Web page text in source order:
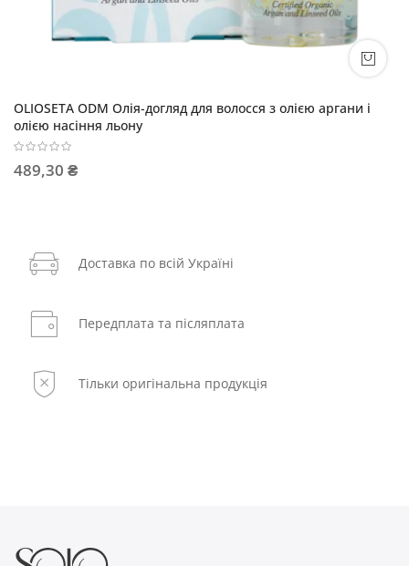
OLIOSETA ODM Олія-догляд для волосся з олією аргани і
олією насіння льону
489,30 ₴
Доставка по всій Україні
Передплата та післяплата
Тільки оригінальна продукція